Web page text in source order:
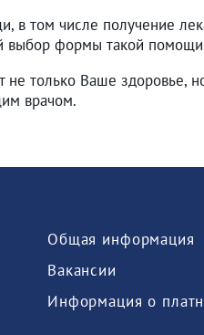
в том числе получение
выбор формы такой
только Ваше здоровье,
врачом.
Общая информация
Вакансии